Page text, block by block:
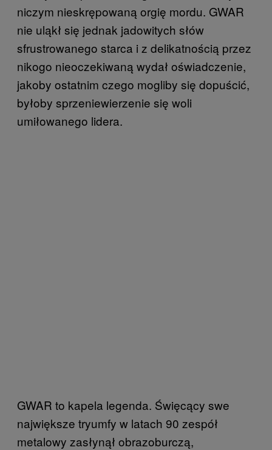
niczym nieskrępowaną orgię mordu. GWAR
nie uląkł się jednak jadowitych słów
sfrustrowanego starca i z delikatnością przez
nikogo nieoczekiwaną wydał oświadczenie,
jakoby ostatnim czego mogliby się dopuścić,
byłoby sprzeniewierzenie się woli
umiłowanego lidera.
GWAR to kapela legenda. Święcący swe
największe tryumfy w latach 90 zespół
metalowy zasłynął obrazoburczą,